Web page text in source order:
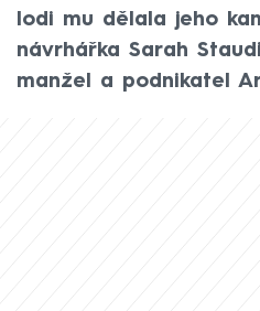
lodi mu dělala jeho
návrhářka Sarah
manžel a podnikatel